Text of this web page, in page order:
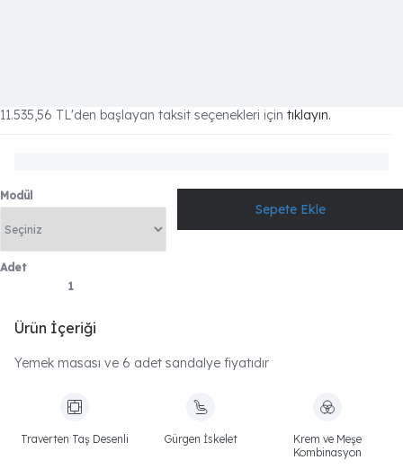
11.535,56 TL'den başlayan taksit seçenekleri için tıklayın.
Modül
Adet
Ürün İçeriği
Yemek masası ve 6 adet sandalye fiyatıdır
Traverten Taş Desenli Gürgen İskelet
Krem ve Meşe
Kombinasyon